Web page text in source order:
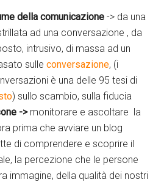
della comunicazione -> da una
ad una conversazione , da
intrusivo, di massa ad un
sulleconversazione, (i
è una delle 95 tesi di
) sullo scambio, sulla fiducia
->monitorare e ascoltare la
prima che avviare un blog
di comprendere e scoprire il
la percezione che le persone
immagine, della qualità dei nostri